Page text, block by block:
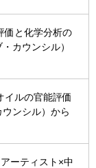
価と化学分析の
カウンシル）
イルの官能評価
ンシル）から
ーティスト×中